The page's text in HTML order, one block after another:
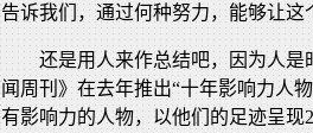
告诉我们，通过何种努力，能够让这
还是用人来作总结吧，因为人
闻周刊》在去年推出“十年影响力人
有影响力的人物，以他们的足迹呈